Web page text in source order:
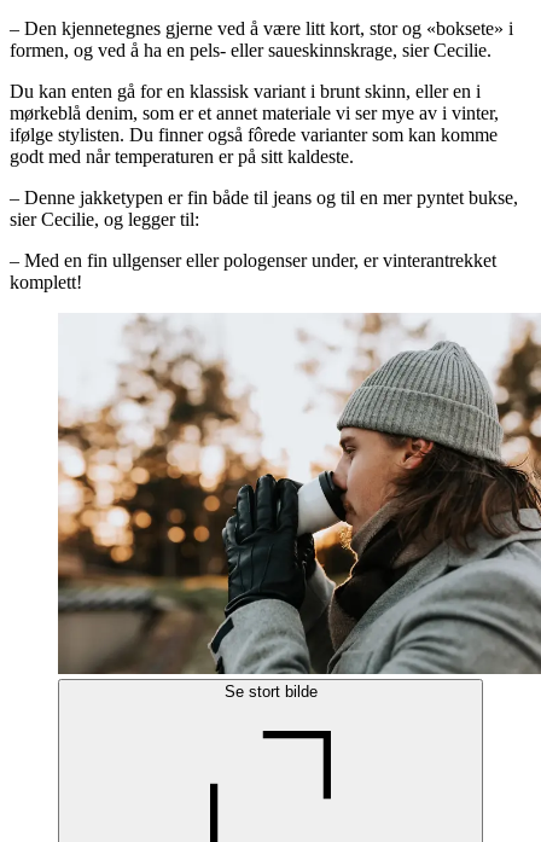
– Den kjennetegnes gjerne ved å være litt kort, stor og «boksete» i
formen, og ved å ha en pels- eller saueskinnskrage, sier Cecilie.
Du kan enten gå for en klassisk variant i brunt skinn, eller en i
mørkeblå denim, som er et annet materiale vi ser mye av i vinter,
ifølge stylisten. Du finner også fôrede varianter som kan komme
godt med når temperaturen er på sitt kaldeste.
– Denne jakketypen er fin både til jeans og til en mer pyntet bukse,
sier Cecilie, og legger til:
– Med en fin ullgenser eller pologenser under, er vinterantrekket
komplett!
Se stort bilde